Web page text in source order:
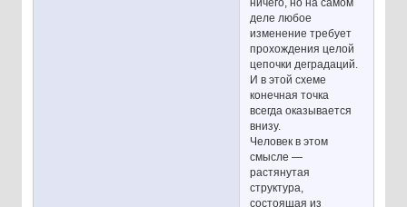
ничего, но на самом
деле любое
изменение требует
прохождения целой
цепочки деградаций.
И в этой схеме
конечная точка
всегда оказывается
внизу.
Человек в этом
смысле —
растянутая
структура,
состоящая из